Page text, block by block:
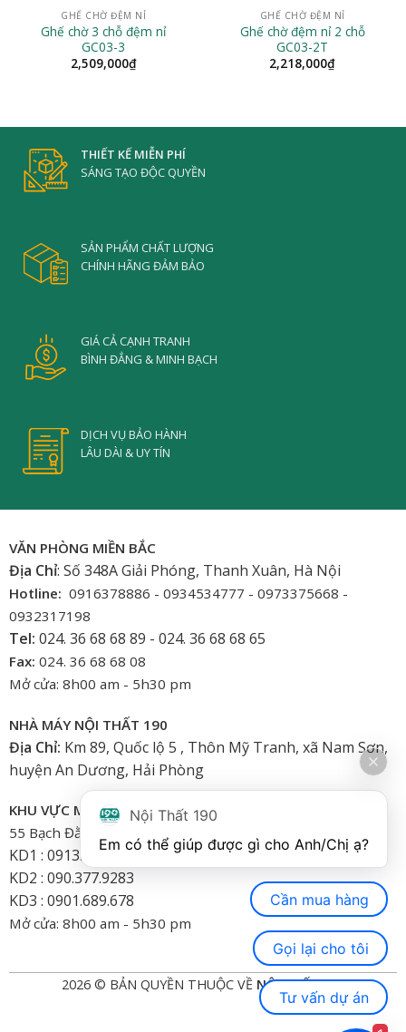
GHẾ CHỜ ĐỆM NỈ
Ghế chờ 3 chỗ đệm nỉ
GC03-3
2,509,000₫
GHẾ CHỜ ĐỆM NỈ
Ghế chờ đệm nỉ 2 chỗ
GC03-2T
2,218,000₫
THIẾT KẾ MIỄN PHÍ
SÁNG TẠO ĐỘC QUYỀN
SẢN PHẨM CHẤT LƯỢNG
CHÍNH HÃNG ĐẢM BẢO
GIÁ CẢ CẠNH TRANH
BÌNH ĐẲNG & MINH BẠCH
DỊCH VỤ BẢO HÀNH
LÂU DÀI & UY TÍN
VĂN PHÒNG MIỀN BẮC
Địa Chỉ: Số 348A Giải Phóng, Thanh Xuân, Hà Nội
Hotline: 0916378886 - 0934534777 - 0973375668 -
0932317198
Tel: 024. 36 68 68 89 - 024. 36 68 68 65
Fax: 024. 36 68 68 08
Mở cửa: 8h00 am - 5h30 pm
NHÀ MÁY NỘI THẤT 190
Địa Chỉ: Km 89, Quốc lộ 5 , Thôn Mỹ Tranh, xã Nam Sơn,
huyện An Dương, Hải Phòng
KHU VỰC MIỀN NAM
55 Bạch Đằng, Phường 15, Bình Thạnh-HCM
KD1 : 0913.922.926
KD2 : 090.377.9283
KD3 : 0901.689.678
Mở cửa: 8h00 am - 5h30 pm
2026 © BẢN QUYỀN THUỘC VỀ NỘI THẤT 190
Nội Thất 190
Cần mua hàng
Gọi lại cho tôi
Tư vấn dự án